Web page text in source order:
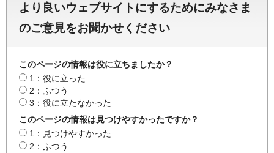
より良いウェブサイトにするためにみなさま
のご意見をお聞かせください
このページの情報は役に立ちましたか？
1：役に立った
2：ふつう
3：役に立たなかった
このページの情報は見つけやすかったですか？
1：見つけやすかった
2：ふつう